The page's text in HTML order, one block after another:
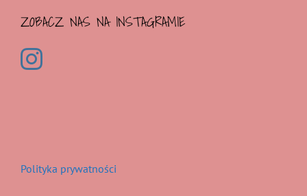
ZOBACZ NAS NA INSTAGRAMIE
Polityka prywatności